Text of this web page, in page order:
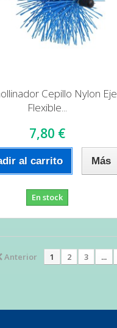
Cepillo Nylon Eje
Flexible...
7,80 €
al carrito Más
En stock
Anterior 1 2 3 ...